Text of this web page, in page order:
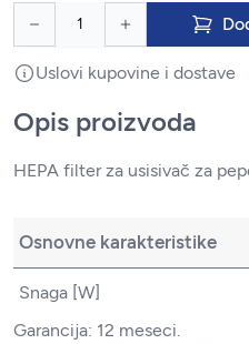
Uslovi kupovine i dostave
Opis proizvoda
HEPA filter za usisivač za
Osnovne karakteristike
Snaga [W]
Garancija: 12 meseci.